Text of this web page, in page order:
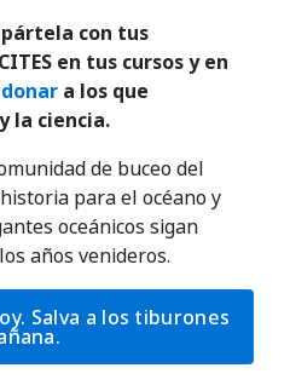
con tus
en tus cursos y en
donar a los que
la ciencia.
de buceo del
para el océano y
oceánicos sigan
años venideros.
Salva a los tiburones